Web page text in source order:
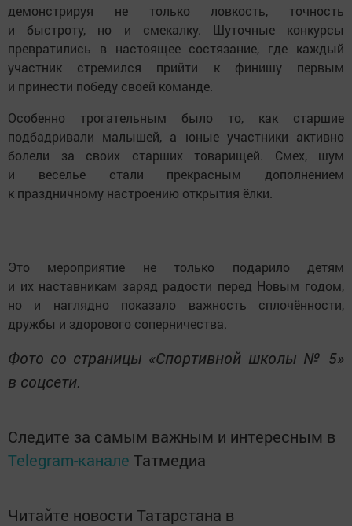
демонстрируя не только ловкость, точность
и быстроту, но и смекалку. Шуточные конкурсы
превратились в настоящее состязание, где каждый
участник стремился прийти к финишу первым
и принести победу своей команде.
Особенно трогательным было то, как старшие
подбадривали малышей, а юные участники активно
болели за своих старших товарищей. Смех, шум
и веселье стали прекрасным дополнением
к праздничному настроению открытия ёлки.
Это мероприятие не только подарило детям
и их наставникам заряд радости перед Новым годом,
но и наглядно показало важность сплочённости,
дружбы и здорового соперничества.
Фото со страницы «Спортивной школы № 5»
в соцсети.
Следите за самым важным и интересным в
Telegram-канале Татмедиа
Читайте новости Татарстана в